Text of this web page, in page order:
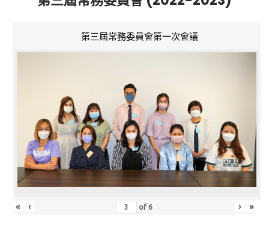
第三屆常務委員會第一次會議
« ‹ of 6 › »